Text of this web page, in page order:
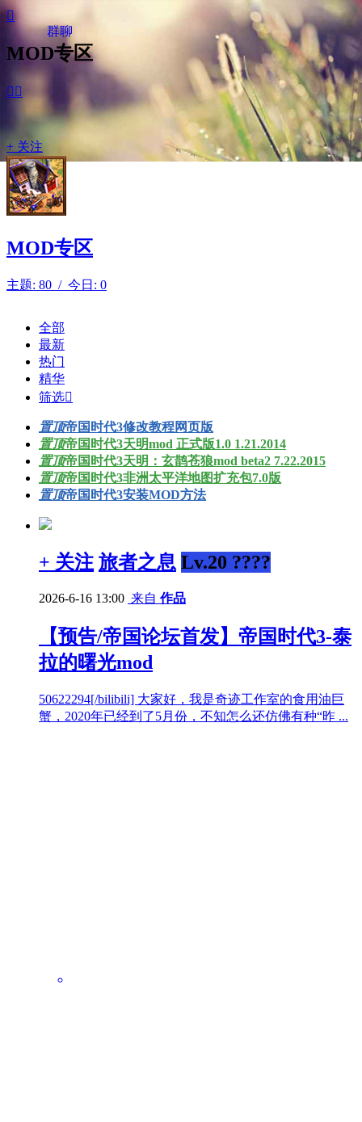

MOD专区
 
+ 关注
MOD专区
主题: 80 / 今日: 0
全部
最新
热门
精华
筛选
置顶帝国时代3修改教程网页版
置顶帝国时代3天明mod 正式版1.0 1.21.2014
置顶帝国时代3天明：玄鹊苍狼mod beta2 7.22.2015
置顶帝国时代3非洲太平洋地图扩充包7.0版
置顶帝国时代3安装MOD方法
+ 关注 旅者之息 Lv.20 ????
2026-6-16 13:00 来自 作品
【预告/帝国论坛首发】帝国时代3-泰
拉的曙光mod
50622294[/bilibili] 大家好，我是奇迹工作室的食用油巨
蟹，2020年已经到了5月份，不知怎么还仿佛有种“昨 ...
群聊